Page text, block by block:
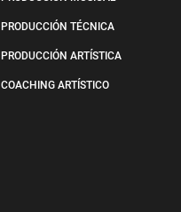
PRODUCCIÓN TÉCNICA
PRODUCCIÓN ARTÍSTICA
COACHING ARTÍSTICO